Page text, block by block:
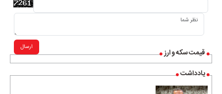
قیمت سکه و ارز
یادداشت
ارسال